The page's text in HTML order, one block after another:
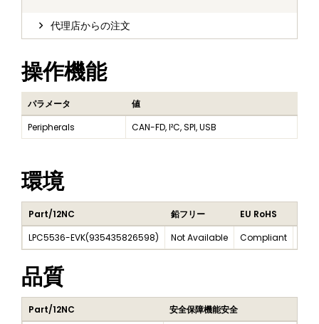
代理店からの注文
操作機能
パラメータ
値
Peripherals
CAN-FD, I²C, SPI, USB
環境
Part/12NC 鉛フリー EU RoHS
LPC5536-EVK(935435826598) Not Available Compliant
品質
Part/12NC
安全保障機能安全